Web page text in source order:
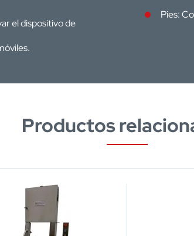
el dispositivo de
Pies:
Productos